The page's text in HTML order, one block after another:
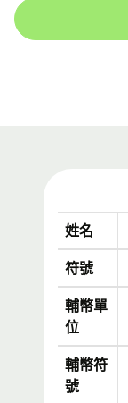
姓名
符號
輔幣單
位
輔幣符
號